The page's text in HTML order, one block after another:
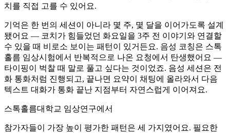
치를 직접 고를 수 있어요.
기억은 한 번의 세션이 아니라 몇 주, 몇 달을 이어가도록 설계
됐어요 — 코치가 힘들었던 화요일을 3주 전 이야기와 연결할
수 있을 때 비로소 보이는 패턴이 있거든요. 음성 코칭은 스톡
홀름 임상시험에서 반복적으로 나온 요청에서 탄생했어요 —
타이핑이 벅찰 때 말로 풀고 싶다는 것이었죠. 음성 세션은 전
화 통화처럼 진행되고, 끝나면 요약이 채팅에 올라와서 다음
텍스트 대화가 통화 끝난 지점부터 자연스럽게 이어져요.
스톡홀름대학교 임상연구에서
참가자들이 가장 높이 평가한 패턴은 세 가지였어요. 필요한